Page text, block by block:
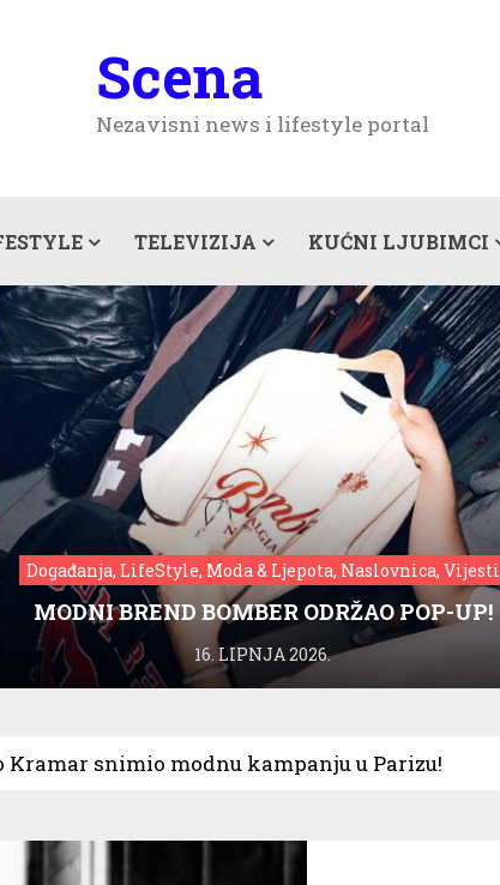
Scena
Nezavisni news i lifestyle portal
TELEVIZIJA KUĆNI LJUBIMCI
Događanja, LifeStyle, Moda & Ljepota, Naslovnica, Vijesti
MODNI BREND BOMBER ODRŽAO POP-UP!
16. LIPNJA 2026.
Kramar snimio modnu kampanju u Parizu!